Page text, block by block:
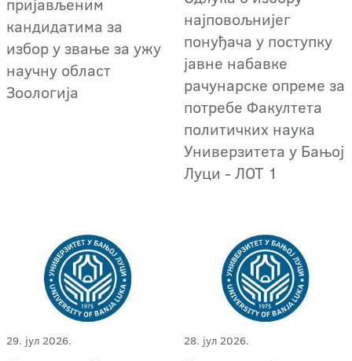
кандидатима за
избор у звање за ужу
научну област
Зоологија
најповољнијег
понуђача у поступку
јавне набавке
рачунарске опреме за
потребе Факултета
политичких наука
Универзитета у Бањој
Луци - ЛОТ 1
29. јул 2026. 28. јул 2026.